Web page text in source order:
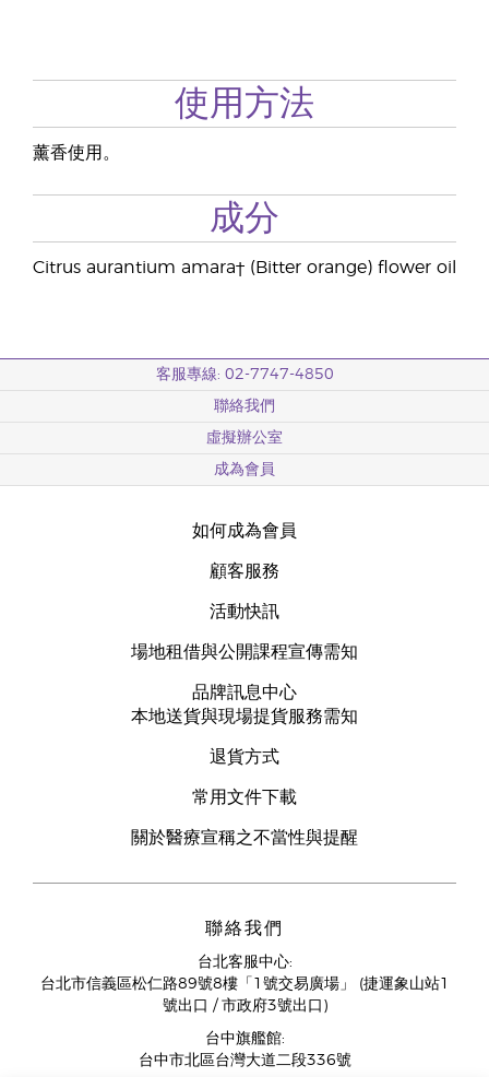
使用方法
薰香使用。
成分
Citrus aurantium amara† (Bitter orange) flower oil
客服專線: 02-7747-4850
聯絡我們
虛擬辦公室
成為會員
如何成為會員
顧客服務
活動快訊
場地租借與公開課程宣傳需知
品牌訊息中心
本地送貨與現場提貨服務需知
退貨方式
常用文件下載
關於醫療宣稱之不當性與提醒
聯絡我們
台北客服中心:
台北市信義區松仁路89號8樓「1號交易廣場」 (捷運象山站1
號出口 / 市政府3號出口)
台中旗艦館:
台中市北區台灣大道二段336號